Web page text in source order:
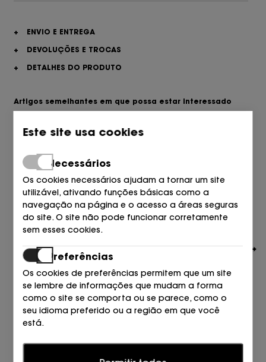
+
ENVIO E ENTREGA
+
DEVOLUÇÕES E TROCAS
+
DETALHES DO PRODUTO
Artigos semelhantes em que possa estar interessado
CULT GAIA
Este site usa cookies
Necessários
Os cookies necessários ajudam a tornar um site
utilizável, ativando funções básicas como a
navegação na página e o acesso a áreas seguras
do site. O site não pode funcionar corretamente
sem esses cookies.
Preferências
Os cookies de preferências permitem que um site
se lembre de informações que mudam a forma
como o site se comporta ou se parece, como o
seu idioma preferido ou a região em que você
está.